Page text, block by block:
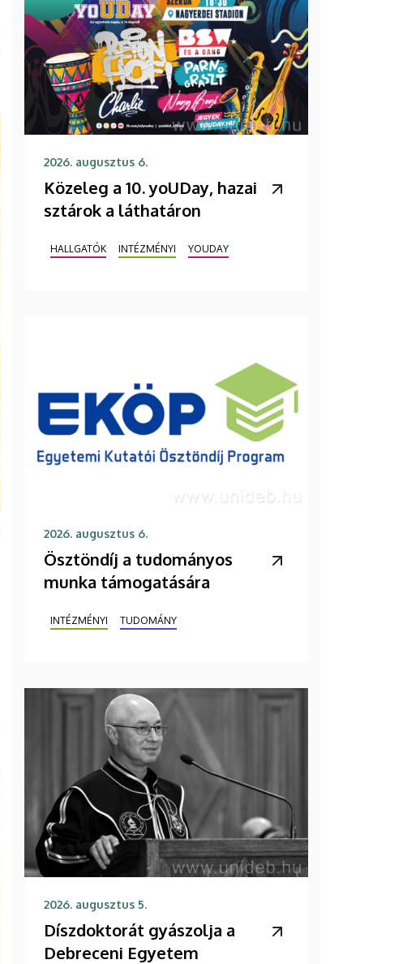
2026. augusztus 6.
Közeleg a 10. yoUDay, hazai
sztárok a láthatáron
HALLGATÓK INTÉZMÉNYI YOUDAY
2026. augusztus 6.
Ösztöndíj a tudományos
munka támogatására
INTÉZMÉNYI TUDOMÁNY
2026. augusztus 5.
Díszdoktorát gyászolja a
Debreceni Egyetem